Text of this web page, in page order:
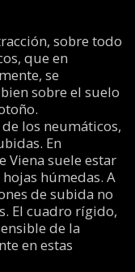
sobre todo
que en
se
sobre el suelo
los neumáticos,
En
Viena suele estar
húmedas. A
de subida no
El cuadro rígido,
de la
en estas